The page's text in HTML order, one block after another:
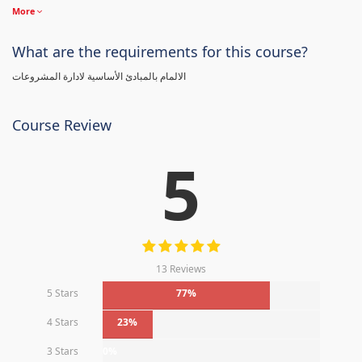
More
What are the requirements for this course?
الالمام بالمبادئ الأساسية لادارة المشروعات
Course Review
5
13 Reviews
5 Stars
77%
4 Stars 23%
3 Stars